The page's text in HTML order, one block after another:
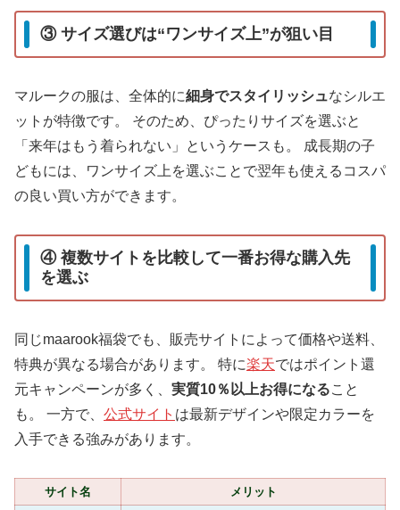
③ サイズ選びは“ワンサイズ上”が狙い目
マルークの服は、全体的に細身でスタイリッシュなシルエ
ットが特徴です。 そのため、ぴったりサイズを選ぶと
「来年はもう着られない」というケースも。 成長期の子
どもには、ワンサイズ上を選ぶことで翌年も使えるコスパ
の良い買い方ができます。
④ 複数サイトを比較して一番お得な購入先
を選ぶ
同じmaarook福袋でも、販売サイトによって価格や送料、
特典が異なる場合があります。 特に楽天ではポイント還
元キャンペーンが多く、 実質10％以上お得になること
も。 一方で、 公式サイト は最新デザインや限定カラーを
入手できる強みがあります。
サイト名 メリット